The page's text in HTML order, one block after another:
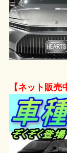
【ネット販